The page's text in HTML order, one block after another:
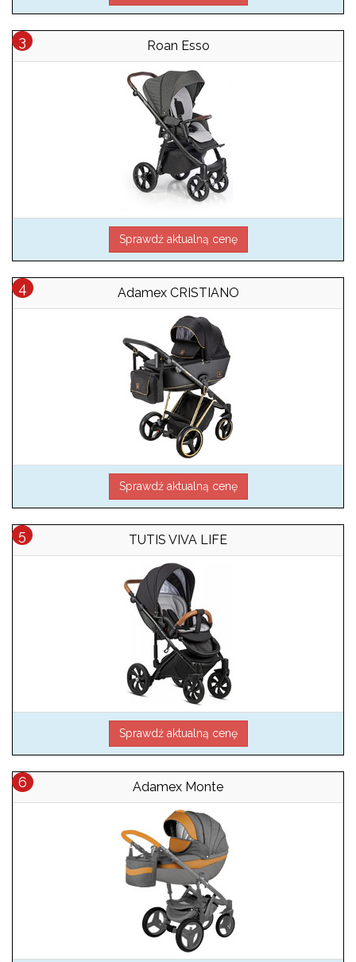
Roan Esso
Sprawdź aktualną cenę
Adamex CRISTIANO
Sprawdź aktualną cenę
TUTIS VIVA LIFE
Sprawdź aktualną cenę
Adamex Monte